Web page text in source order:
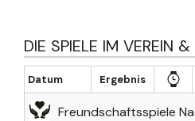
DIE SPIELE IM VEREIN &
Datum Ergebnis
Freundschaftsspiele